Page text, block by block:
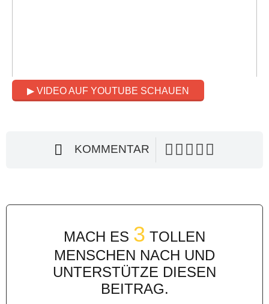
▶ VIDEO AUF YOUTUBE SCHAUEN
KOMMENTAR
MACH ES 3 TOLLEN
MENSCHEN NACH UND
UNTERSTÜTZE DIESEN
BEITRAG.